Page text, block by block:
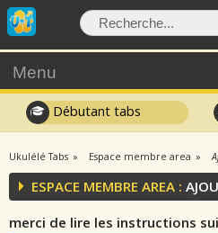
Menu
Débutant tabs
Ukulélé Tabs Espace membre area
ESPACE MEMBRE AREA :
merci de lire les instructions